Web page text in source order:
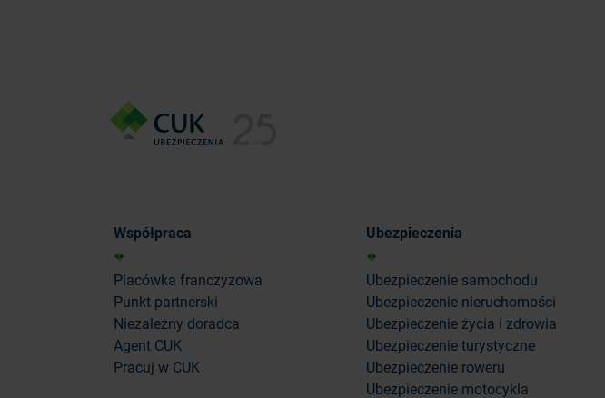
Współpraca
Placówka franczyzowa
Punkt partnerski
Niezależny doradca
Agent CUK
Pracuj w CUK
Ubezpieczenia
Ubezpieczenie samochodu
Ubezpieczenie nieruchomości
Ubezpieczenie życia i zdrowia
Ubezpieczenie turystyczne
Ubezpieczenie roweru
Ubezpieczenie motocykla